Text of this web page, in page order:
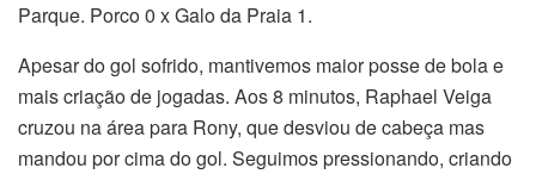
Parque. Porco 0 x Galo da Praia 1.
Apesar do gol sofrido, mantivemos maior posse de bola e
mais criação de jogadas. Aos 8 minutos, Raphael Veiga
cruzou na área para Rony, que desviou de cabeça mas
mandou por cima do gol. Seguimos pressionando, criando